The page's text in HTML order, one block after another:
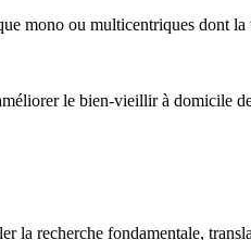
mono ou multicentriques dont la
le bien-vieillir à domicile
la recherche fondamentale,